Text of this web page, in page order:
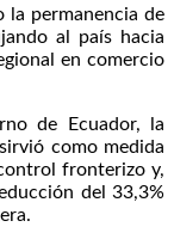
la permanencia de
al país hacia
en comercio
de Ecuador, la
como medida
fronterizo y,
del 33,3%